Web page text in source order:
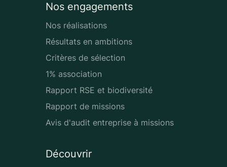
Nos engagements
Nos réalisations
Résultats en ambitions
Critères de sélection
1% association
Rapport RSE et biodiversité
Rapport de missions
Avis d'audit entreprise à missions
Découvrir